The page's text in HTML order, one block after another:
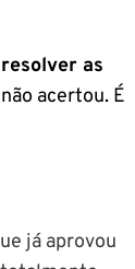
as
acertou. É
já aprovou